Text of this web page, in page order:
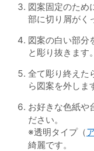
図案固定のため
部に切り屑がく
図案の白い部分
と彫り抜きます。
全て彫り終えた
ら図案を外しま
お好きな色紙や
ださい。
※透明タイプ（
綺麗です。